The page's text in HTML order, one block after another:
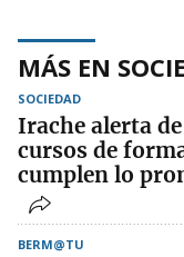
MÁS EN
SOCIEDAD
Irache alerta
cursos de
cumplen lo
BERM@TU